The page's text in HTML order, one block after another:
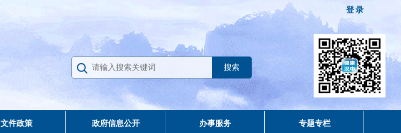
登录
文件政策 政府信息公开 办事服务 专题专栏